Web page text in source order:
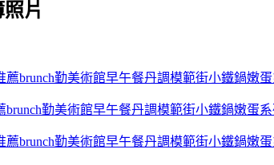
片
brunch勤美術館早午餐丹調模範街小鐵鍋嫩蛋